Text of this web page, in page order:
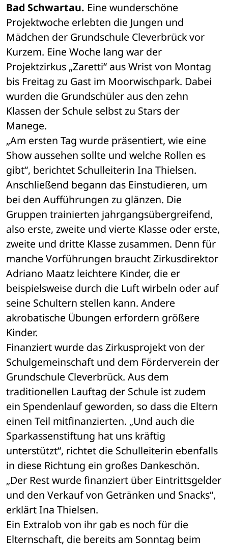
Bad Schwartau. Eine wunderschöne
Projektwoche erlebten die Jungen und
Mädchen der Grundschule Cleverbrück vor
Kurzem. Eine Woche lang war der
Projektzirkus „Zaretti“ aus Wrist von Montag
bis Freitag zu Gast im Moorwischpark. Dabei
wurden die Grundschüler aus den zehn
Klassen der Schule selbst zu Stars der
Manege.
„Am ersten Tag wurde präsentiert, wie eine
Show aussehen sollte und welche Rollen es
gibt“, berichtet Schulleiterin Ina Thielsen.
Anschließend begann das Einstudieren, um
bei den Aufführungen zu glänzen. Die
Gruppen trainierten jahrgangsübergreifend,
also erste, zweite und vierte Klasse oder erste,
zweite und dritte Klasse zusammen. Denn für
manche Vorführungen braucht Zirkusdirektor
Adriano Maatz leichtere Kinder, die er
beispielsweise durch die Luft wirbeln oder auf
seine Schultern stellen kann. Andere
akrobatische Übungen erfordern größere
Kinder.
Finanziert wurde das Zirkusprojekt von der
Schulgemeinschaft und dem Förderverein der
Grundschule Cleverbrück. Aus dem
traditionellen Lauftag der Schule ist zudem
ein Spendenlauf geworden, so dass die Eltern
einen Teil mitfinanzierten. „Und auch die
Sparkassenstiftung hat uns kräftig
unterstützt“, richtet die Schulleiterin ebenfalls
in diese Richtung ein großes Dankeschön.
„Der Rest wurde finanziert über Eintrittsgelder
und den Verkauf von Getränken und Snacks“,
erklärt Ina Thielsen.
Ein Extralob von ihr gab es noch für die
Elternschaft, die bereits am Sonntag beim